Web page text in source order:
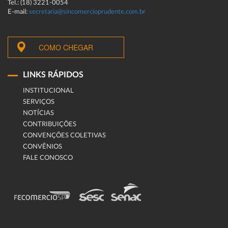
Tel.: (18) 3221-0054
E-mail: secretaria@sincomercioprudente.com.br
COMO CHEGAR
LINKS RÁPIDOS
INSTITUCIONAL
SERVIÇOS
NOTÍCIAS
CONTRIBUIÇÕES
CONVENÇÕES COLETIVAS
CONVÊNIOS
FALE CONOSCO